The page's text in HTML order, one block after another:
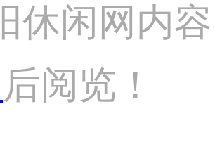
休闲网内
后阅览！